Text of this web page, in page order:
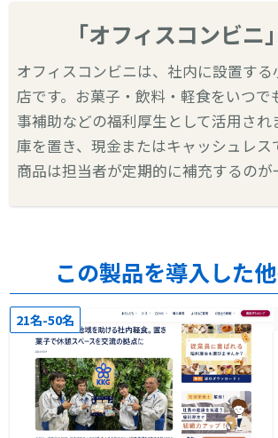
「オフィスコンビニ
オフィスコンビニは、社内に設置す
店です。お菓子・飲料・軽食をいつで
事補助などの福利厚生として活用され
庫を置き、現金またはキャッシュレス
商品は担当者が定期的に補充するのが
この製品を導入した
21名-50名